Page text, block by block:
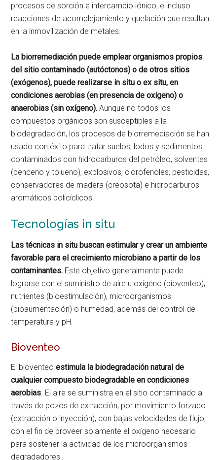
procesos de sorción e intercambio iónico, e incluso
reacciones de acomplejamiento y quelación que resultan
en la inmovilización de metales.
La biorremediación puede emplear organismos propios
del sitio contaminado (autóctonos) o de otros sitios
(exógenos), puede realizarse in situ o ex situ, en
condiciones aerobias (en presencia de oxígeno) o
anaerobias (sin oxígeno). Aunque no todos los
compuestos orgánicos son susceptibles a la
biodegradación, los procesos de biorremediación se han
usado con éxito para tratar suelos, lodos y sedimentos
contaminados con hidrocarburos del petróleo, solventes
(benceno y tolueno), explosivos, clorofenoles, pesticidas,
conservadores de madera (creosota) e hidrocarburos
aromáticos policíclicos.
Tecnologías in situ
Las técnicas in situ buscan estimular y crear un ambiente
favorable para el crecimiento microbiano a partir de los
contaminantes. Este objetivo generalmente puede
lograrse con el suministro de aire u oxígeno (bioventeo),
nutrientes (bioestimulación), microorganismos
(bioaumentación) o humedad, además del control de
temperatura y pH.
Bioventeo
El bioventeoestimula la biodegradación natural de
cualquier compuesto biodegradable en condiciones
aerobias. El aire se suministra en el sitio contaminado a
través de pozos de extracción, por movimiento forzado
(extracción o inyección), con bajas velocidades de flujo,
con el fin de proveer solamente el oxígeno necesario
para sostener la actividad de los microorganismos
degradadores.